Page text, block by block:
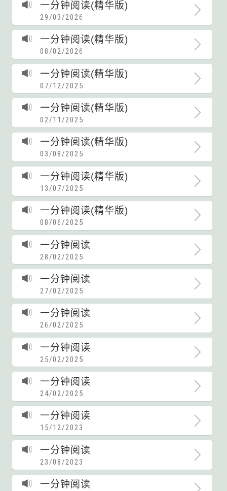
一分钟阅读(精华版)
29/03/2026
一分钟阅读(精华版)
08/02/2026
一分钟阅读(精华版)
07/12/2025
一分钟阅读(精华版)
02/11/2025
一分钟阅读(精华版)
03/08/2025
一分钟阅读(精华版)
13/07/2025
一分钟阅读(精华版)
08/06/2025
一分钟阅读
28/02/2025
一分钟阅读
27/02/2025
一分钟阅读
26/02/2025
一分钟阅读
25/02/2025
一分钟阅读
24/02/2025
一分钟阅读
15/12/2023
一分钟阅读
23/08/2023
一分钟阅读